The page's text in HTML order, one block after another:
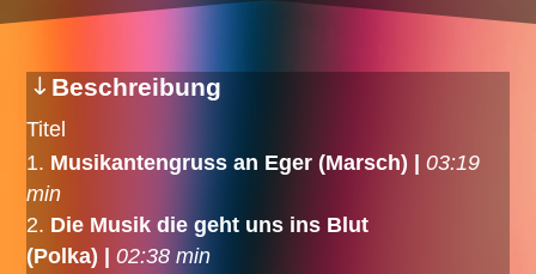
Beschreibung
Titel
Musikantengruss an Eger (Marsch) |03:19
min
Die Musik die geht uns ins Blut
(Polka) |02:38 min